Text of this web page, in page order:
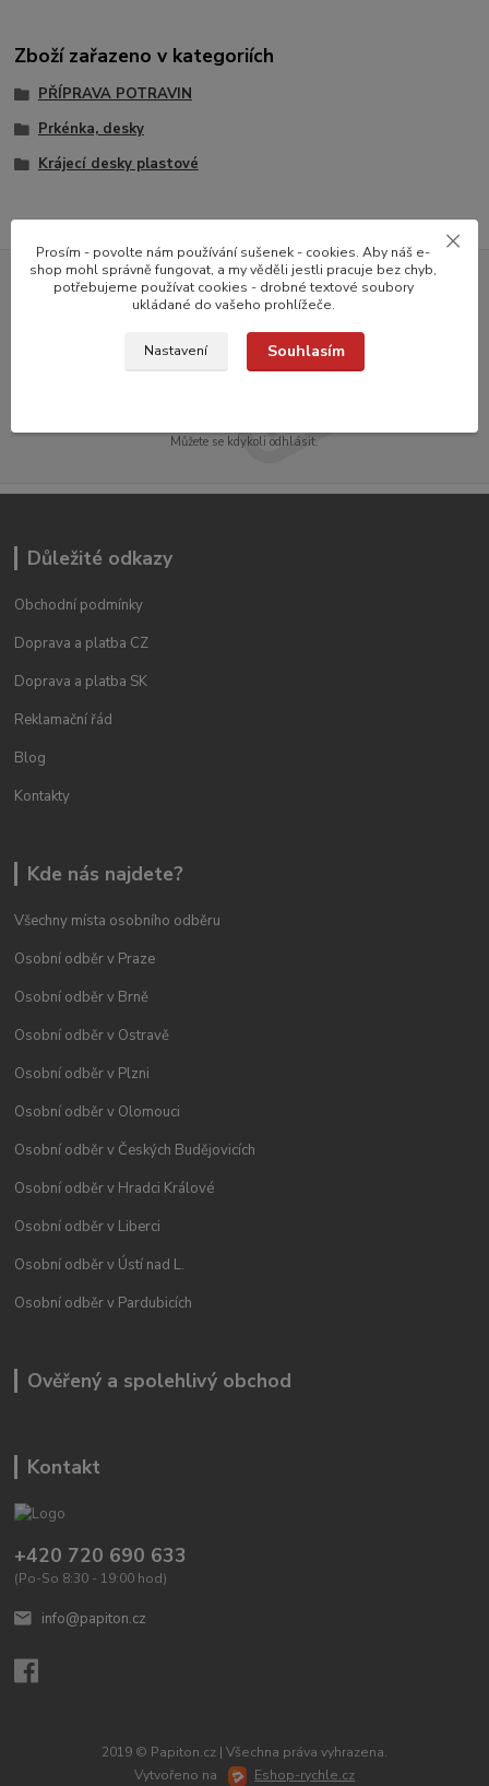
Zboží zařazeno v kategoriích
PŘÍPRAVA POTRAVIN
Prkénka, desky
Krájecí desky plastové
Přihlašte se k odběru novinek
Přihlásit se
Můžete se kdykoli odhlásit.
Důležité odkazy
Obchodní podmínky
Doprava a platba CZ
Doprava a platba SK
Reklamační řád
Blog
Kontakty
Kde nás najdete?
Všechny místa osobního odběru
Osobní odběr v Praze
Osobní odběr v Brně
Osobní odběr v Ostravě
Osobní odběr v Plzni
Osobní odběr v Olomouci
Osobní odběr v Českých Budějovicích
Osobní odběr v Hradci Králové
Osobní odběr v Liberci
Osobní odběr v Ústí nad L.
Osobní odběr v Pardubicích
Ověřený a spolehlivý obchod
Kontakt
+420 720 690 633
(Po-So 8:30 - 19:00 hod)
info@papiton.cz
2019 © Papiton.cz | Všechna práva vyhrazena.
Vytvořeno na
Eshop-rychle.cz
Prosím - povolte nám používání sušenek - cookies. Aby náš e-
shop mohl správně fungovat, a my věděli jestli pracuje bez chyb,
potřebujeme používat cookies - drobné textové soubory
ukládané do vašeho prohlížeče.
Nastavení Souhlasím